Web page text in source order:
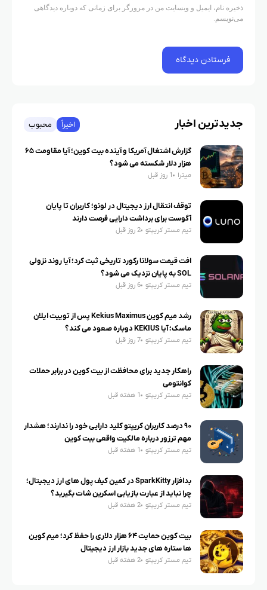
ذخیره نام، ایمیل و وبسایت من در مرورگر برای زمانی که دوباره دیدگاهی
می‌نویسم.
جدیدترین اخبار اخیراً محبوب
گزارش اشتغال آمریکا و آینده بیت کوین؛ آیا مقاومت ۶۵
هزار دلار شکسته می شود؟
میترا 1 روز قبل
توقف انتقال ارز دیجیتال در لونو؛ کاربران تا پایان
آگوست برای برداشت دارایی فرصت دارند
تیم مستر کریپتو 2 روز قبل
افت قیمت سولانا رکورد تاریخی ثبت کرد؛ آیا روند نزولی
SOL به پایان نزدیک می شود؟
تیم مستر کریپتو 6 روز قبل
رشد میم کوین Kekius Maximus پس از توییت ایلان
ماسک؛ آیا KEKIUS دوباره صعود می کند؟
تیم مستر کریپتو 7 روز قبل
راهکار جدید برای محافظت از بیت کوین در برابر حملات
کوانتومی
تیم مستر کریپتو 1 هفته قبل
۹۰ درصد کاربران کریپتو کلید دارایی خود را ندارند؛ هشدار
مهم ترزور درباره مالکیت واقعی بیت کوین
تیم مستر کریپتو 1 هفته قبل
بدافزار SparkKitty در کمین کیف پول های ارز دیجیتال؛
چرا نباید از عبارت بازیابی اسکرین شات بگیرید؟
تیم مستر کریپتو 2 هفته قبل
بیت کوین حمایت ۶۴ هزار دلاری را حفظ کرد؛ میم کوین
ها ستاره های جدید بازار ارز دیجیتال
تیم مستر کریپتو 2 هفته قبل